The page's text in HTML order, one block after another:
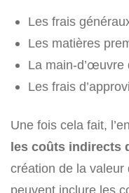
Les frais
Les matières
La main-d’œuvre
Les frais
Une fois cela fait,
les coûts indirects
création de la valeur
peuvent inclure les